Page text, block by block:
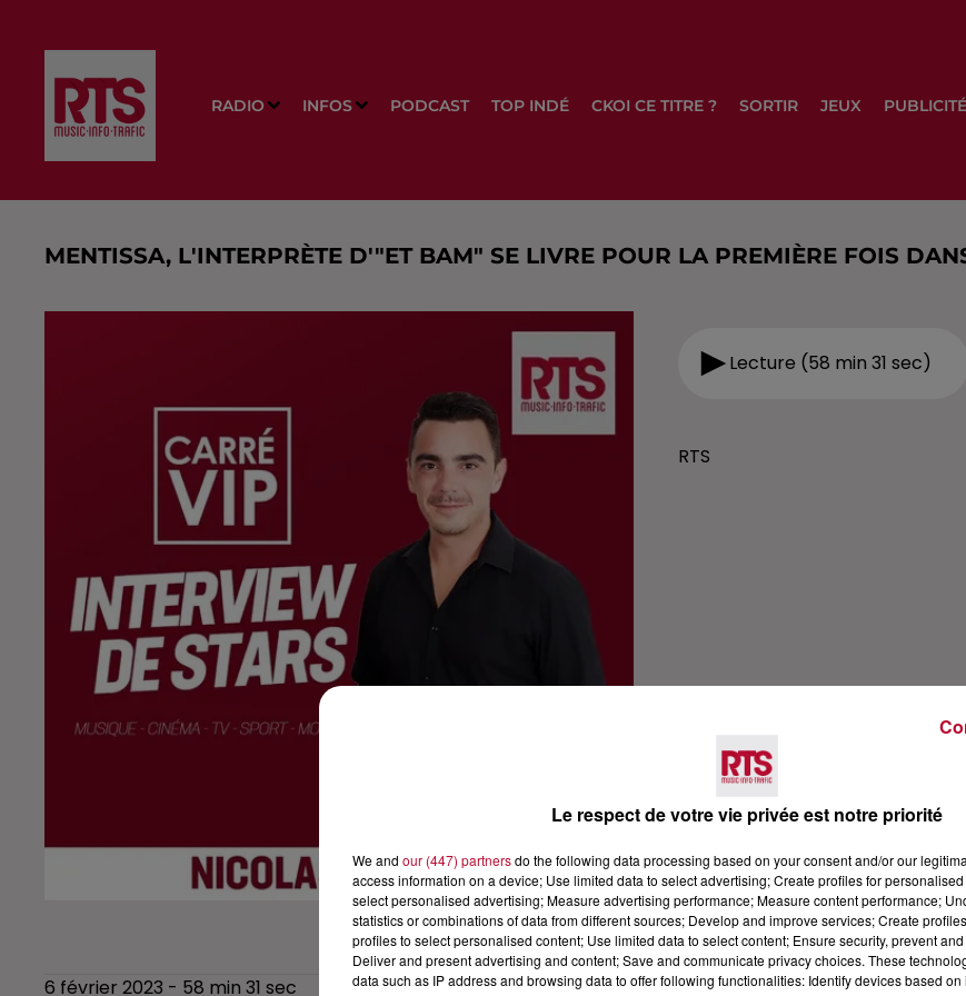
RADIO INFOS PODCAST TOP INDÉ CKOI CE TITRE ? SORTIR JEUX PUBLICITÉ
MENTISSA, L'INTERPRÈTE D'"ET BAM" SE LIVRE POUR LA PREMIÈRE FOIS
Lecture (58 min 31 sec)
RTS
6 février 2023 - 58 min 31 sec
Le respect de votre vie privée est notre priorité
We and our (447) partnersdo the following data processing based on your consent and/or our
access information on a device; Use limited data to select advertising; Create profiles for
select personalised advertising; Measure advertising performance; Measure content performance;
statistics or combinations of data from different sources; Develop and improve services; Create
profiles to select personalised content; Use limited data to select content; Ensure security, prevent
Deliver and present advertising and content; Save and communicate privacy choices. These
data such as IP address and browsing data to offer following functionalities: Identify devices based